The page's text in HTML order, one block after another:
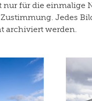
nur für die
Jedes
archiviert werden.